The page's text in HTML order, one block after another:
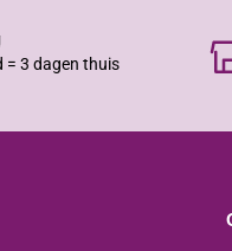
= 3 dagen thuis